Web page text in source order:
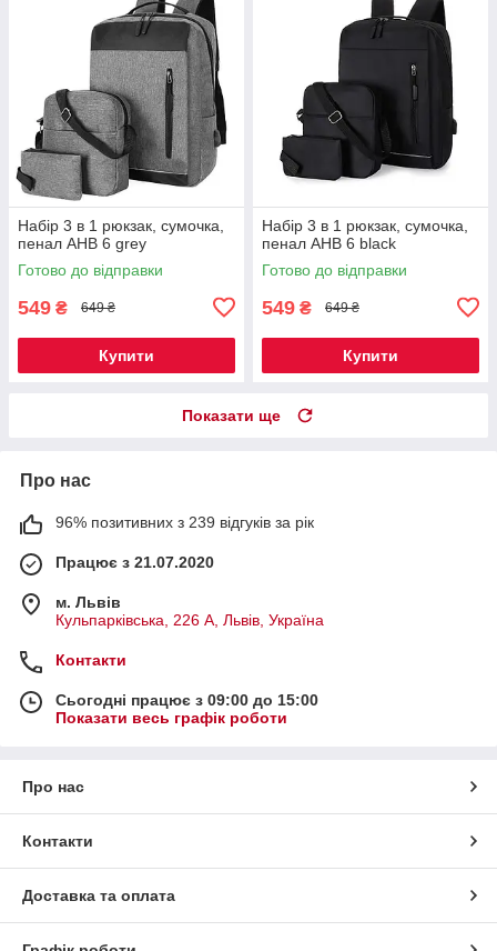
Набір 3 в 1 рюкзак, сумочка,
пенал AHB 6 grey
Готово до відправки
549 ₴ 649 ₴
Купити
Набір 3 в 1 рюкзак, сумочка,
пенал AHB 6 black
Готово до відправки
549 ₴ 649 ₴
Купити
Показати ще
Про нас
96% позитивних з 239 відгуків за рік
Працює з 21.07.2020
м. Львів
Кульпарківська, 226 А, Львів, Україна
Контакти
Сьогодні працює з 09:00 до 15:00
Показати весь графік роботи
Про нас
Контакти
Доставка та оплата